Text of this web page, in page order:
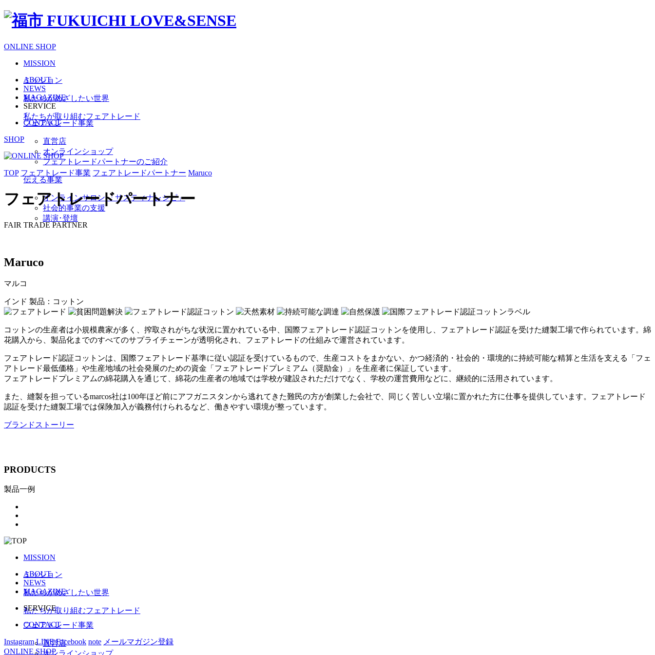
ONLINE SHOP
MISSION
ミッション
私たちがめざしたい世界
私たちが取り組むフェアトレード
ABOUT
NEWS
MAGAZINE
SERVICE
フェアトレード事業
直営店
オンラインショップ
フェアトレードパートナーのご紹介
伝える事業
オンラインサロン 「サスティナレシピ」
社会的事業の支援
講演･登壇
CONTACT
SHOP
TOP フェアトレード事業 フェアトレードパートナー Maruco
フェアトレードパートナー
FAIR TRADE PARTNER
Maruco
マルコ
インド 製品：コットン
コットンの生産者は小規模農家が多く、搾取されがちな状況に置かれている中、国際フェアトレード認証コットンを使用し、フェアトレード認証を受けた縫製工場で作られています。綿
花購入から、製品化までのすべてのサプライチェーンが透明化され、フェアトレードの仕組みで運営されています。
フェアトレード認証コットンは、国際フェアトレード基準に従い認証を受けているもので、生産コストをまかない、かつ経済的・社会的・環境的に持続可能な精算と生活を支える「フェ
アトレード最低価格」や生産地域の社会発展のための資金「フェアトレードプレミアム（奨励金）」を生産者に保証しています。
フェアトレードプレミアムの綿花購入を通じて、綿花の生産者の地域では学校が建設されただけでなく、学校の運営費用などに、継続的に活用されています。
また、縫製を担っているmarcos社は100年ほど前にアフガニスタンから逃れてきた難民の方が創業した会社で、同じく苦しい立場に置かれた方に仕事を提供しています。フェアトレード
認証を受けた縫製工場では保険加入が義務付けられるなど、働きやすい環境が整っています。
ブランドストーリー
PRODUCTS
製品一例
MISSION
ミッション
私たちがめざしたい世界
私たちが取り組むフェアトレード
ABOUT
NEWS
MAGAZINE
SERVICE
フェアトレード事業
直営店
オンラインショップ
CONTACT
Instagram LINE Facebook note メールマガジン登録
ONLINE SHOP